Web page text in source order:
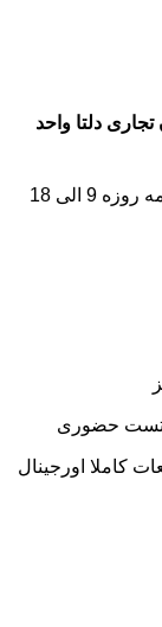
دلتا واحد
تست حضوری
کاملا اورجینال